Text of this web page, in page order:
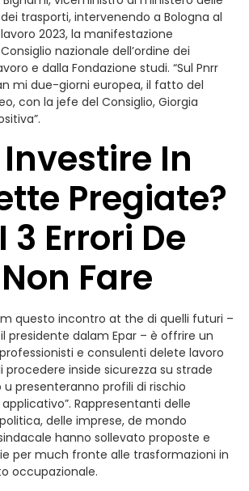
trasporti, intervenendo a Bologna al
2023, la manifestazione
nazionale dell’ordine dei
e dalla Fondazione studi. “Sul Pnrr
mi due-giorni europea, il fatto del
con la jefe del Consiglio, Giorgia
In
Pregiate?
3 Errori De
Fare
questo incontro at the di quelli futuri –
presidente dalam Epar – è offrire un
e consulenti delete lavoro
inside sicurezza su strade
presenteranno profili di rischio
Rappresentanti delle
delle imprese, de mondo
hanno sollevato proposte e
per much fronte alle trasformazioni in
occupazionale.